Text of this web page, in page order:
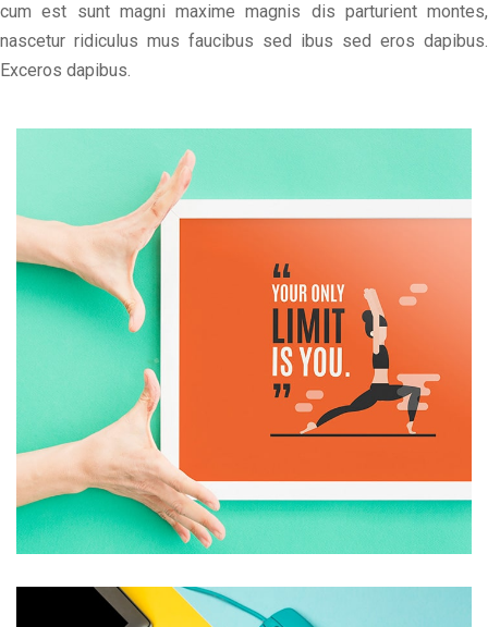
cum est sunt magni maxime magnis dis parturient montes,
nascetur ridiculus mus faucibus sed ibus sed eros dapibus.
Exceros dapibus.